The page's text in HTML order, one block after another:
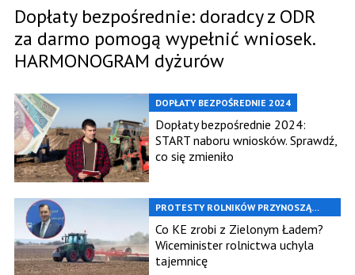
Dopłaty bezpośrednie: doradcy z ODR
za darmo pomogą wypełnić wniosek.
HARMONOGRAM dyżurów
DOPŁATY BEZPOŚREDNIE 2024
Dopłaty bezpośrednie 2024:
START naboru wniosków. Sprawdź,
co się zmieniło
PROTESTY ROLNIKÓW PRZYNOSZĄ
EFEKTY
Co KE zrobi z Zielonym Ładem?
Wiceminister rolnictwa uchyla
tajemnicę